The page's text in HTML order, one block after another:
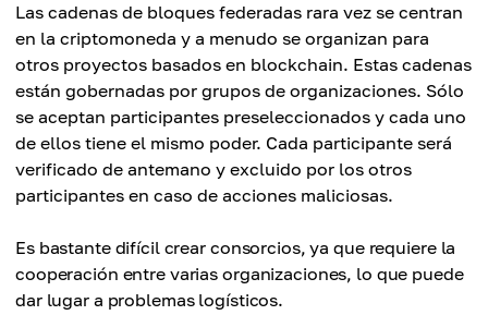
Las cadenas de bloques federadas rara vez se centran
en la criptomoneda y a menudo se organizan para
otros proyectos basados en blockchain. Estas cadenas
están gobernadas por grupos de organizaciones. Sólo
se aceptan participantes preseleccionados y cada uno
de ellos tiene el mismo poder. Cada participante será
verificado de antemano y excluido por los otros
participantes en caso de acciones maliciosas.
Es bastante difícil crear consorcios, ya que requiere la
cooperación entre varias organizaciones, lo que puede
dar lugar a problemas logísticos.